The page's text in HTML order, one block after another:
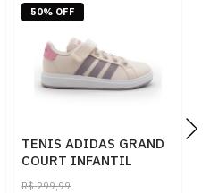
TENIS ADIDAS GRAND
COURT INFANTIL
ROSA/CLARO - 282939
R$ 299,99
50% OFF